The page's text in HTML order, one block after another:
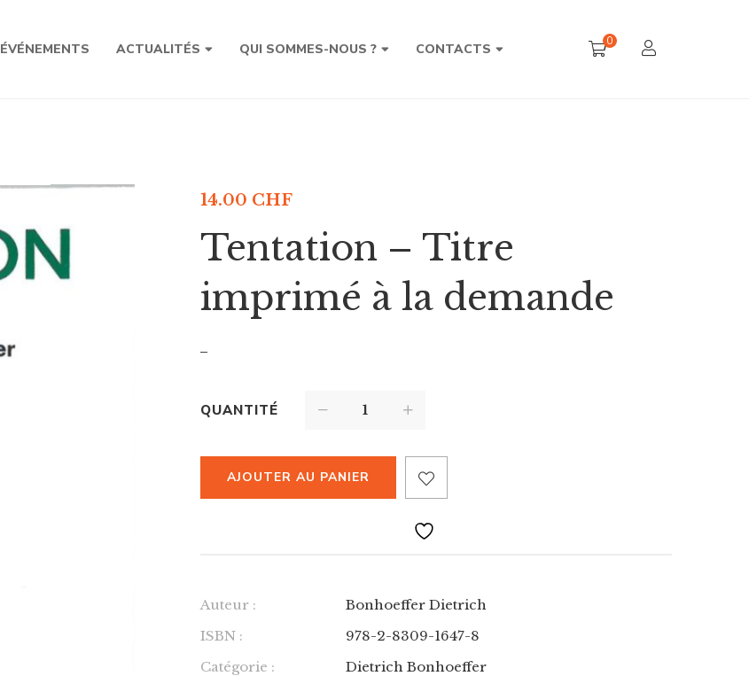
ÉVÉNEMENTS ACTUALITÉS QUI SOMMES-NOUS ? CONTACTS 0
14.00 CHF
Tentation – Titre
imprimé à la demande
–
QUANTITÉ
AJOUTER AU PANIER
Auteur :
Bonhoeffer Dietrich
ISBN :
978-2-8309-1647-8
Catégorie :
Dietrich Bonhoeffer